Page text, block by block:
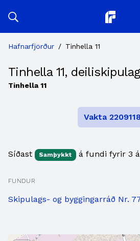
Planitor
Hafnarfjörður / Tinhella 11
Tinhella 11,
Tinhella 11
Vakta
Síðast Samþykkt á fundi fyrir 3
FUNDUR
Skipulags- og byggingarráð Nr.